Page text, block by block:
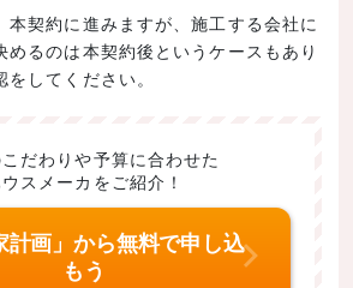
本契約に進みますが、施工する会社に
めるのは本契約後というケースもあり
してください。
だわりや予算に合わせた
スメーカをご紹介！
計画」から無料で申し込
もう